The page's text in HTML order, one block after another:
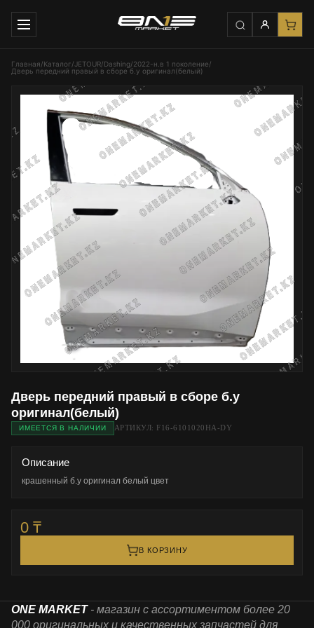
Главная/Каталог/ JETOUR/Dashing/2022-н.в 1 поколение/
Дверь передний правый в сборе б.у оригинал(белый)
Дверь передний правый в сборе б.у
оригинал(белый)
ИМЕЕТСЯ В НАЛИЧИИ АРТИКУЛ: F16-6101020HA-DY
Описание
крашенный б.у оригинал белый цвет
0 ₸
В КОРЗИНУ
ONE MARKET - магазин с ассортиментом более 20
000 оригинальных и качественных запчастей для